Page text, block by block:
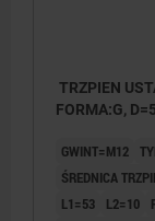
TRZPIEN
FORMA:G,
GWINT=M12
ŚREDNICA
L1=53
L2=10